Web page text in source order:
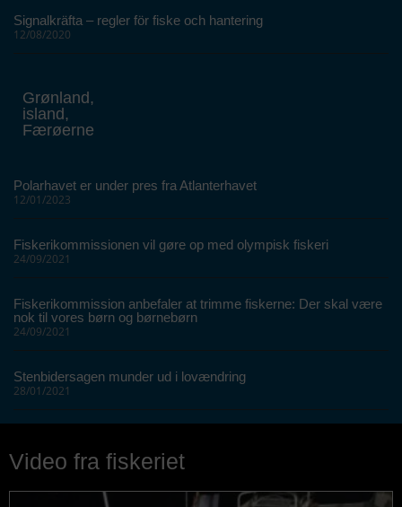
Signalkräfta – regler för fiske och hantering
12/08/2020
Grønland,
island,
Færøerne
Polarhavet er under pres fra Atlanterhavet
12/01/2023
Fiskerikommissionen vil gøre op med olympisk fiskeri
24/09/2021
Fiskerikommission anbefaler at trimme fiskerne: Der skal være
nok til vores børn og børnebørn
24/09/2021
Stenbidersagen munder ud i lovændring
28/01/2021
Video fra fiskeriet